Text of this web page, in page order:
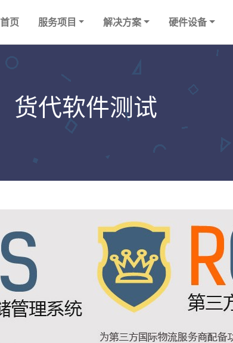
首页 服务项目 解决方案 硬件设备
货代软件测试